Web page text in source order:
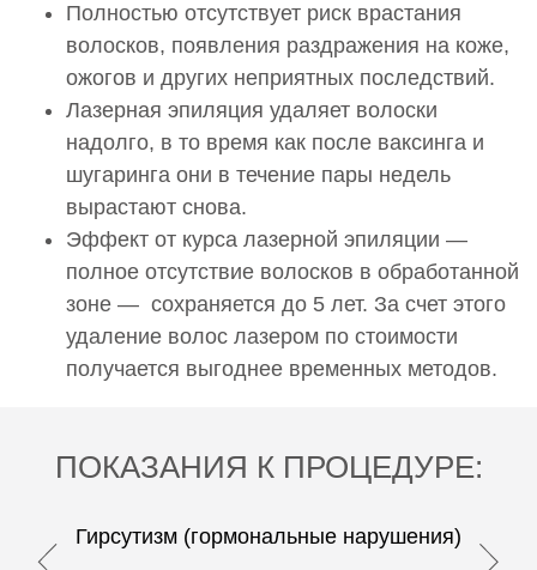
Полностью отсутствует риск врастания
волосков, появления раздражения на коже,
ожогов и других неприятных последствий.
Лазерная эпиляция удаляет волоски
надолго, в то время как после ваксинга и
шугаринга они в течение пары недель
вырастают снова.
Эффект от курса лазерной эпиляции —
полное отсутствие волосков в обработанной
зоне — сохраняется до 5 лет. За счет этого
удаление волос лазером по стоимости
получается выгоднее временных методов.
ПОКАЗАНИЯ К ПРОЦЕДУРЕ:
Гирсутизм (гормональные нарушения)